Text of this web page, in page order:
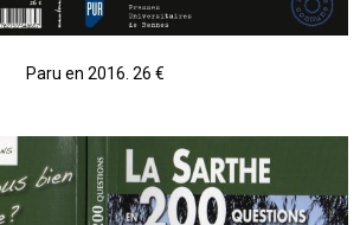
Paru en 2016. 26 €